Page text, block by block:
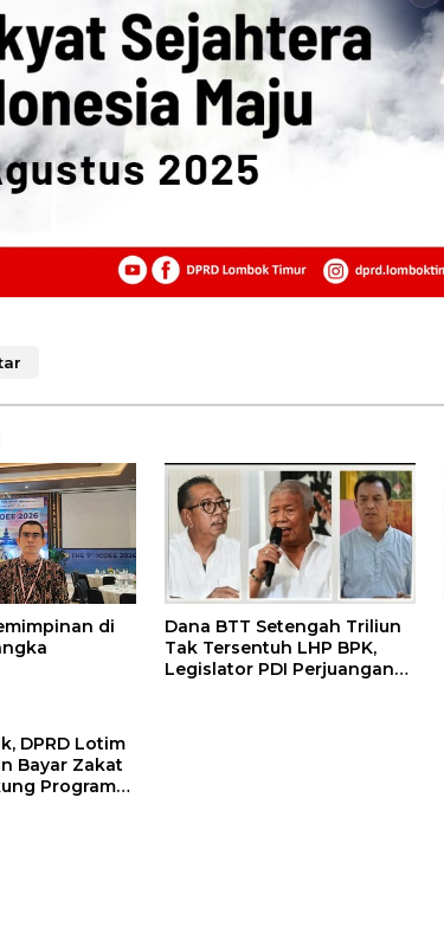
di
Dana BTT Setengah Triliun
Tak Tersentuh LHP BPK,
Legislator PDI Perjuangan
DPRD Lotim
Bayar Zakat
Program